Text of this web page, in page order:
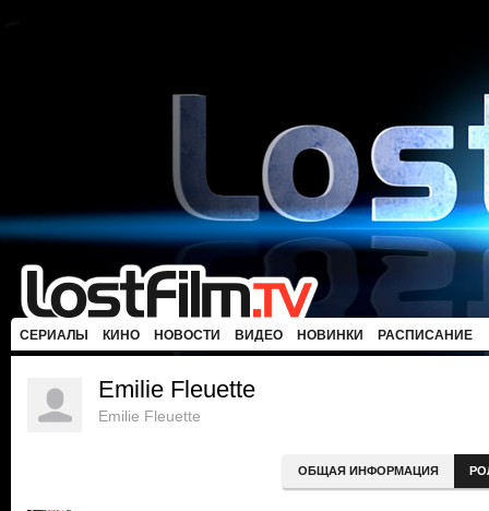
СЕРИАЛЫ КИНО НОВОСТИ ВИДЕО НОВИНКИ РАСПИСАНИЕ
Emilie Fleuette
Emilie Fleuette
ОБЩАЯ ИНФОРМАЦИЯ